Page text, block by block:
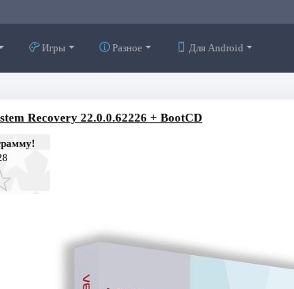
Игры Разное Для Android
Recovery 22.0.0.62226 + BootCD